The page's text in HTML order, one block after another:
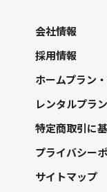
会社情報
採用情報
ホームプラン
レンタルプラ
特定商取引に
プライバシー
サイトマップ